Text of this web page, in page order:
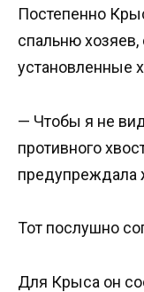
Постепенно
спальню
установленные
— Чтобы я не
противного
Тот послушно
Для Крыса он